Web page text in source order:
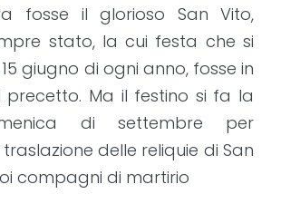
fosse il glorioso San Vito,
stato, la cui festa che si
giugno di ogni anno, fosse in
Ma il festino si fa la
di settembre per
delle reliquie di San
compagni di martirio